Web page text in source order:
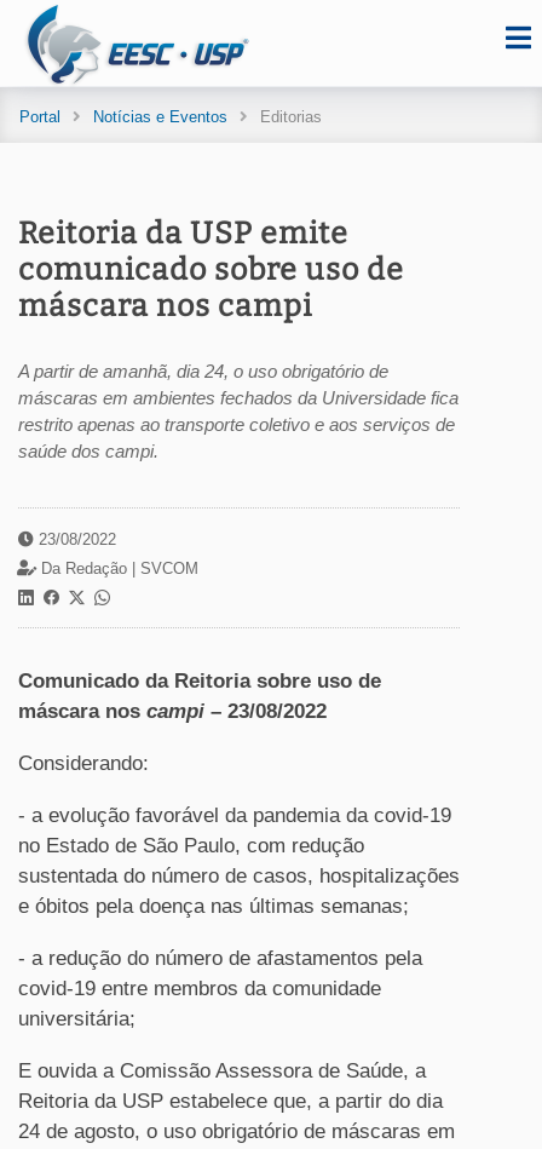
Portal Notícias e Eventos Editorias
Reitoria da USP emite
comunicado sobre uso de
máscara nos campi
A partir de amanhã, dia 24, o uso obrigatório de
máscaras em ambientes fechados da Universidade fica
restrito apenas ao transporte coletivo e aos serviços de
saúde dos campi.
23/08/2022
Da Redação | SVCOM
Comunicado da Reitoria sobre uso de
máscara nos campi – 23/08/2022
Considerando:
- a evolução favorável da pandemia da covid-19
no Estado de São Paulo, com redução
sustentada do número de casos, hospitalizações
e óbitos pela doença nas últimas semanas;
- a redução do número de afastamentos pela
covid-19 entre membros da comunidade
universitária;
E ouvida a Comissão Assessora de Saúde, a
Reitoria da USP estabelece que, a partir do dia
24 de agosto, o uso obrigatório de máscaras em